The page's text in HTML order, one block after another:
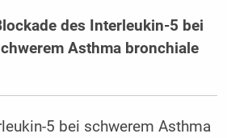
des Interleukin-5 bei
Asthma bronchiale
5 bei schwerem Asthma